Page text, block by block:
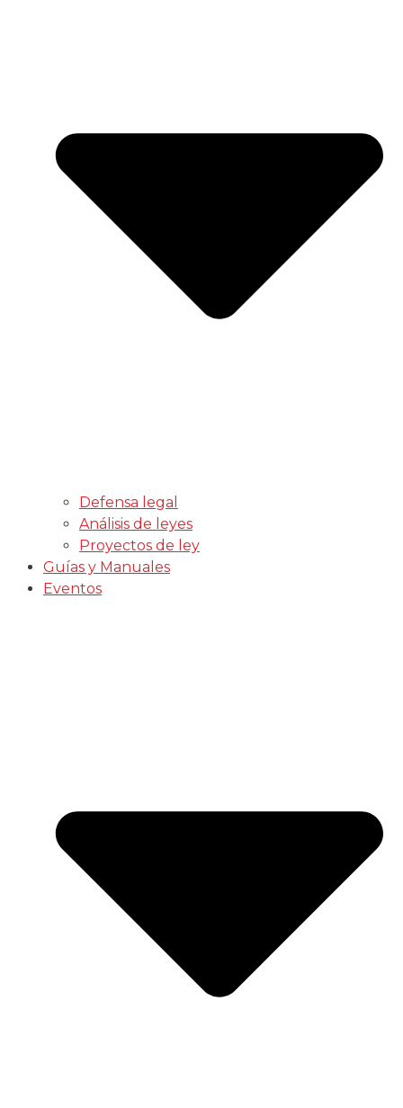
Defensa legal
Análisis de leyes
Proyectos de ley
Guías y Manuales
Eventos